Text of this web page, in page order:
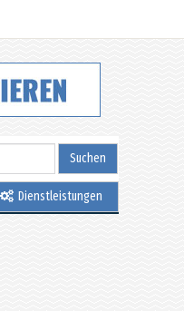
Suchen
Dienstleistungen